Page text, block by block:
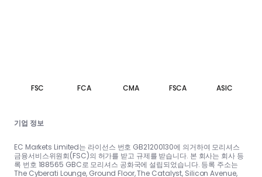
FSC FCA CMA FSCA ASIC
기업 정보
EC Markets Limited는 라이선스 번호 GB21200130에 의거하여 모리셔스
금융서비스위원회(FSC)의 허가를 받고 규제를 받습니다. 본 회사는 회사 등
록 번호 188565 GBC로 모리셔스 공화국에 설립되었습니다. 등록 주소는
The Cyberati Lounge, Ground Floor, The Catalyst, Silicon Avenue,